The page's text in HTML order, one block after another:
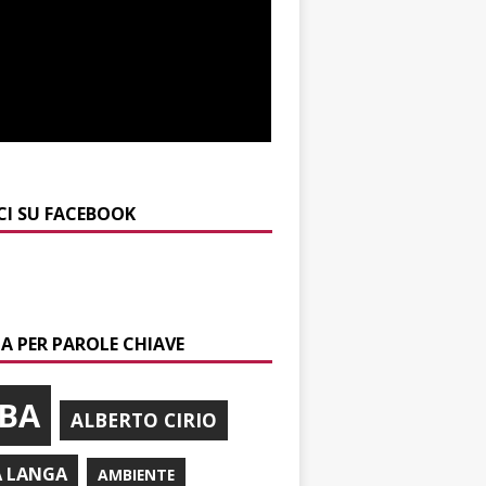
SU FACEBOOK
PER PAROLE CHIAVE
ALBERTO CIRIO
LANGA AMBIENTE